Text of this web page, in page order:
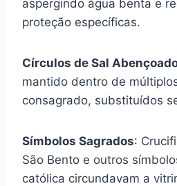
aspergindo água benta e
proteção específicas.
Círculos de Sal
mantido dentro de
consagrado, substituídos
Símbolos Sagrados:
São Bento e outros
católica circundavam a